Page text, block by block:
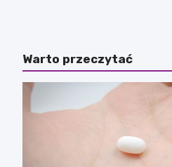
Warto przeczytać